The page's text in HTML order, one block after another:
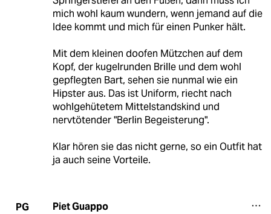
mich wohl kaum wundern, wenn jemand auf die
Idee kommt und mich für einen Punker hält.
Mit dem kleinen doofen Mützchen auf dem
Kopf, der kugelrunden Brille und dem wohl
gepflegten Bart, sehen sie nunmal wie ein
Hipster aus. Das ist Uniform, riecht nach
wohlgehütetem Mittelstandskind und
nervtötender "Berlin Begeisterung".
Klar hören sie das nicht gerne, so ein Outfit hat
ja auch seine Vorteile.
PG Piet Guappo